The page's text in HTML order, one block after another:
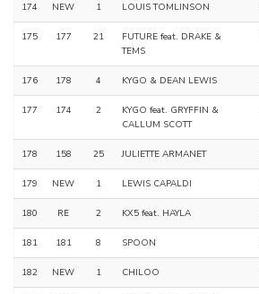
174 NEW 1 LOUIS TOMLINSON
175 177 21
FUTURE feat. DRAKE &
TEMS
176 178 4 KYGO & DEAN LEWIS
177 174 2
KYGO feat. GRYFFIN &
CALLUM SCOTT
178 158 25 JULIETTE ARMANET
179 NEW 1 LEWIS CAPALDI
180 RE 2 KX5 feat. HAYLA
181 181 8 SPOON
182 NEW 1 CHILOO